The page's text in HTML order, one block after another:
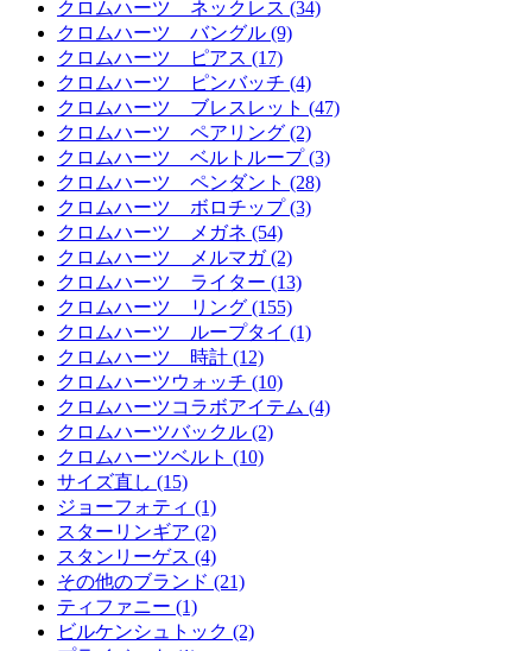
クロムハーツ ネックレス (34)
クロムハーツ バングル (9)
クロムハーツ ピアス (17)
クロムハーツ ピンバッチ (4)
クロムハーツ ブレスレット (47)
クロムハーツ ペアリング (2)
クロムハーツ ベルトループ (3)
クロムハーツ ペンダント (28)
クロムハーツ ボロチップ (3)
クロムハーツ メガネ (54)
クロムハーツ メルマガ (2)
クロムハーツ ライター (13)
クロムハーツ リング (155)
クロムハーツ ループタイ (1)
クロムハーツ 時計 (12)
クロムハーツウォッチ (10)
クロムハーツコラボアイテム (4)
クロムハーツバックル (2)
クロムハーツベルト (10)
サイズ直し (15)
ジョーフォティ (1)
スターリンギア (2)
スタンリーゲス (4)
その他のブランド (21)
ティファニー (1)
ビルケンシュトック (2)